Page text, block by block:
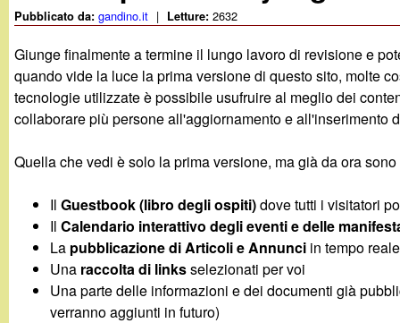
w
.
g
a
n
Pubblicato da:gandino.it | Letture:2632
Giunge finalmente a termine il lungo lavoro di revisione e
quando vide la luce la prima versione di questo sito, molte
tecnologie utilizzate è possibile usufruire al meglio dei
collaborare più persone all'aggiornamento e all'inserimento
Quella che vedi è solo la prima versione, ma già da ora
IlGuestbook (libro degli ospiti)dove tutti i visitatori
IlCalendario interattivo degli eventi e delle
La pubblicazione di Articoli e Annunci in tempo reale
Una raccolta di linksselezionati per voi
Una parte delle informazioni e dei documenti già
verranno aggiunti in futuro)